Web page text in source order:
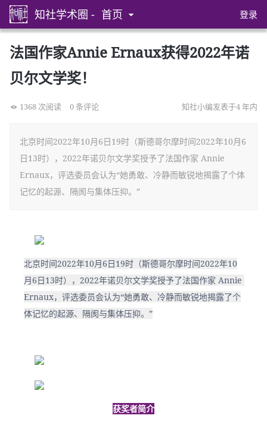
知社学术圈 - 首页 登录
法国作家Annie Ernaux获得2022年诺
贝尔文学奖！
1368 次阅读 0 条评论 知社小编发表于4 年内
北京时间2022年10月6日19时（斯德哥尔摩时间2022年10月6
日13时），2022年诺贝尔文学奖授予了法国作家 Annie
Ernaux，评选委员会认为“她勇敢、冷静而敏锐地揭露了个体
记忆的起源、隔阂与集体压抑。”
北京时间2022年10月6日19时（斯德哥尔摩时间2022年10
月6日13时），2022年诺贝尔文学奖授予了法国作家 Annie
Ernaux，评选委员会认为“她勇敢、冷静而敏锐地揭露了个
体记忆的起源、隔阂与集体压抑。”
获奖者简介